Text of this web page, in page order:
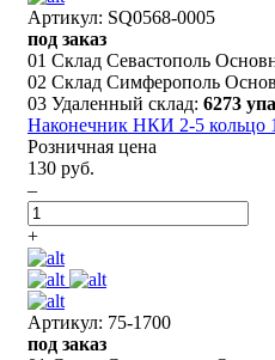
Артикул: SQ0568-0005
под заказ
01 Склад Севастополь
02 Склад Симферополь
03 Удаленный склад: 6273 упа
Наконечник НКИ 2-5 кольцо
Розничная цена
130 руб.
–
+
Артикул: 75-1700
под заказ